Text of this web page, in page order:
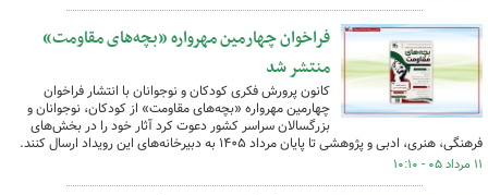
فراخوان چهارمین مهرواره «بچه‌های مقاومت»
منتشر شد
کانون پرورش فکری کودکان و نوجوانان با انتشار فراخوان
چهارمین مهرواره «بچه‌های مقاومت» از کودکان، نوجوانان و
بزرگسالان سراسر کشور دعوت کرد آثار خود را در بخش‌های
فرهنگی، هنری، ادبی و پژوهشی تا پایان مرداد ۱۴۰۵ به دبیرخانه‌های این رویداد ارسال کنند.
۱۱ مرداد ۰۵ - ۱۰:۱۰